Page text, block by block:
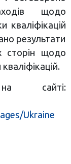
щодо
кваліфікацій
результати
сторін щодо
сайті:
Ukraine